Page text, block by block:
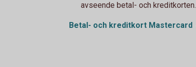
avseende betal- och kreditkorten.
Betal- och kreditkort Mastercard